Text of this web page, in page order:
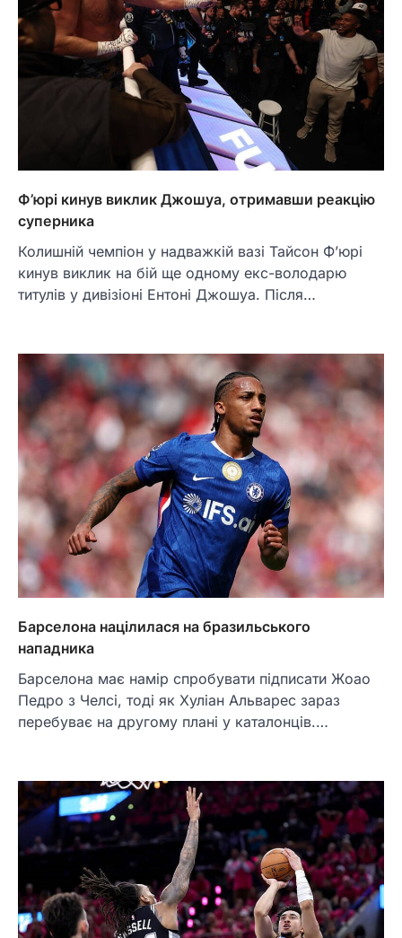
Ф’юрі кинув виклик Джошуа, отримавши реакцію
суперника
Колишній чемпіон у надважкій вазі Тайсон Ф’юрі
кинув виклик на бій ще одному екс-володарю
титулів у дивізіоні Ентоні Джошуа. Після…
Барселона націлилася на бразильського
нападника
Барселона має намір спробувати підписати Жоао
Педро з Челсі, тоді як Хуліан Альварес зараз
перебуває на другому плані у каталонців.…